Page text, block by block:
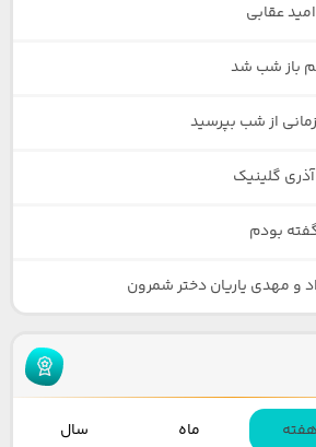
عقابی
باز شب شد
از شب بپرسید
گلینیک
بودم
و مهدی یاریان دختر شمرون
هفته ماه سال